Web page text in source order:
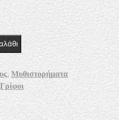
πίσω από τα μυστήρια του 20ου
, Μυθιστορήματα
Γρίφοι